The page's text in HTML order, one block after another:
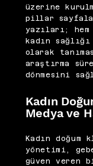
üzerine
pillar
yazıları;
kadın
olarak
araştırma
dönmesini
Kadın
Medya ve
Kadın
yönetimi,
güven veren